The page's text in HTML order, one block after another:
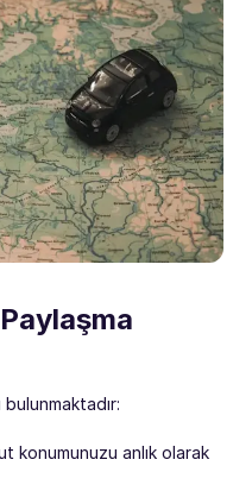
konumunuzu anlık olarak